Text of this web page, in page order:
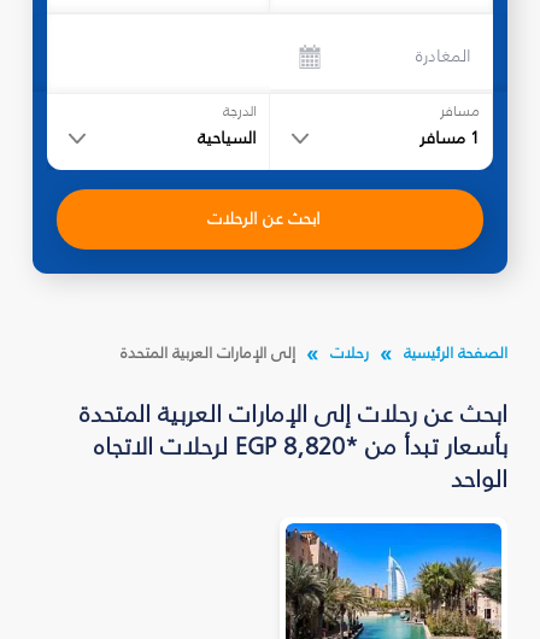
المغادرة
مسافر
1 مسافر
الدرجة
السياحية
ابحث عن الرحلات
الصفحة الرئيسية رحلات إلى الإمارات العربية المتحدة
ابحث عن رحلات إلى الإمارات العربية المتحدة
بأسعار تبدأ من *EGP 8,820 لرحلات الاتجاه
الواحد